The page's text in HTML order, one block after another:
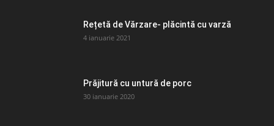
Rețetă de Vărzare- plăcintă cu varză
4 ianuarie 2021
Prăjitură cu untură de porc
30 ianuarie 2020